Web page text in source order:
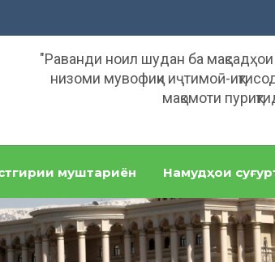
"Раванди ноил шудан ба
низоми мувофиқи иҷтимоӣ-
мақомоти
муштариён Намудҳои